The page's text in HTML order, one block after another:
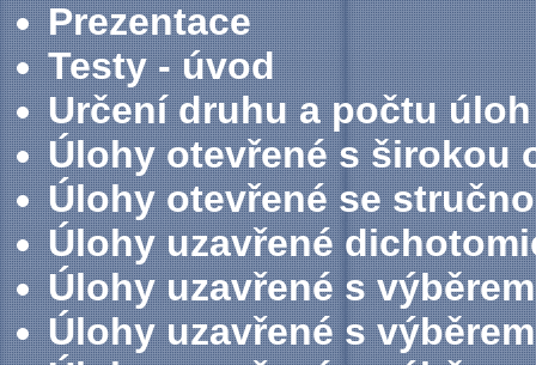
Prezentace
Testy - úvod
Určení druhu a počtu
Úlohy otevřené s širokou
Úlohy otevřené se
Úlohy uzavřené
Úlohy uzavřené s
Úlohy uzavřené s